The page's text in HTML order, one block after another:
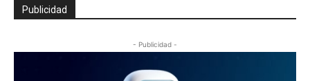
Publicidad
- Publicidad -